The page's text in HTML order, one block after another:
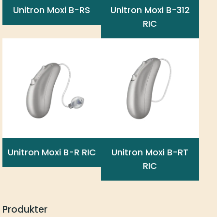
Unitron Moxi B-RS
Unitron Moxi B-312
RIC
Unitron Moxi B-R RIC
Unitron Moxi B-RT
RIC
Produkter